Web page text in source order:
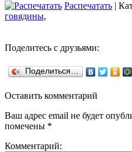
Распечатать |
говядины,
Поделитесь с друзьями:
Поделиться…
Оставить комментарий
Ваш адрес email не будет
помечены *
Комментарий: